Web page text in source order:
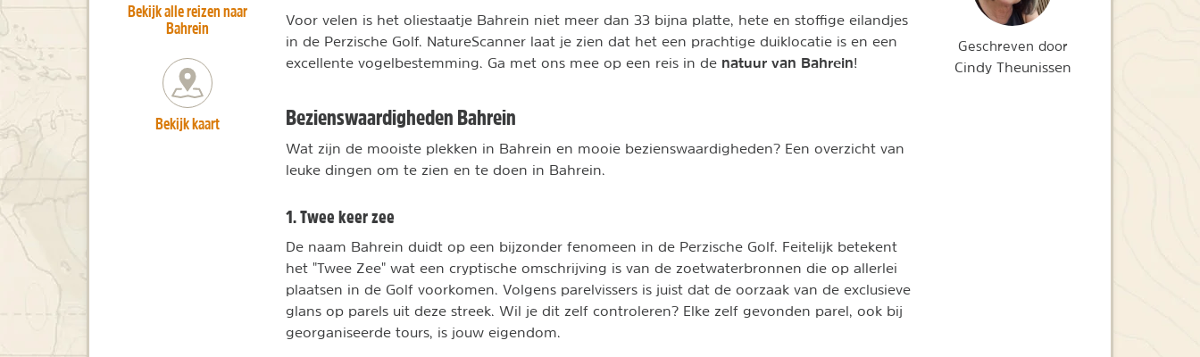
Voor velen is het oliestaatje Bahrein niet meer dan 33 bijna platte, hete en stoffige eilandjes
in de Perzische Golf. NatureScanner laat je zien dat het een prachtige duiklocatie is en een
excellente vogelbestemming. Ga met ons mee op een reis in de natuur van Bahrein!
Bezienswaardigheden Bahrein
Wat zijn de mooiste plekken in Bahrein en mooie bezienswaardigheden? Een overzicht van
leuke dingen om te zien en te doen in Bahrein.
1. Twee keer zee
De naam Bahrein duidt op een bijzonder fenomeen in de Perzische Golf. Feitelijk betekent
het "Twee Zee" wat een cryptische omschrijving is van de zoetwaterbronnen die op allerlei
plaatsen in de Golf voorkomen. Volgens parelvissers is juist dat de oorzaak van de exclusieve
glans op parels uit deze streek. Wil je dit zelf controleren? Elke zelf gevonden parel, ook bij
georganiseerde tours, is jouw eigendom.
Bekijk alle reizen naar
Bahrein
Bekijk kaart
Geschreven door
Cindy Theunissen